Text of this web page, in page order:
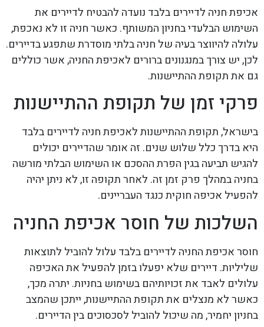
אכיפת חניה לדיירים בלבד נועדה להבטיח לדיירים את
השימוש הבלעדי בחניון המשותף. כאשר חניה זו לא נאכפת,
עלולה להיווצר בעיה של חניה בלתי מוסדרת שתפגע בדיירים.
לכן, יש צורך במנגנונים ברורים לאכיפת החניה, אשר כוללים
גם את תקופת ההתיישנות.
פרקי זמן של תקופת ההתיישנות
בישראל, תקופת ההתיישנות לאכיפת חניה לדיירים בלבד
היא בדרך כלל שלוש שנים. זה אומר שהדיירים יכולים
להגיש תביעה בגין הפרת ההסכם או השימוש הבלתי מורשה
בחניה במהלך פרק זמן זה. לאחר תקופה זו, לא ניתן יהיה
להפעיל אכיפה חוקית כנגד העבריינים.
השלכות של חוסר אכיפת החניה
חוסר אכיפת החניה לדיירים בלבד עלול להוביל לתוצאות
שליליות. דיירים שלא יפעלו בזמן להפעיל את האכיפה
עלולים לאבד את זכויותיהם בשימוש בחניות. יתרה מכך,
כאשר לא מנצלים את תקופת ההתיישנות, ייתכן שהמצב
בחניון יחמיר, מה שיכול להוביל לסכסוכים בין הדיירים.